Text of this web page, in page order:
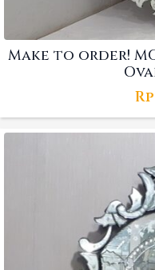
Make to order!
Rp